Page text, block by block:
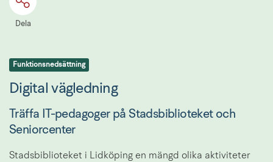
Dela
Funktionsnedsättning
Digital vägledning
Träffa IT-pedagoger på Stadsbiblioteket och
Seniorcenter
Stadsbiblioteket i Lidköping en mängd olika aktiviteter